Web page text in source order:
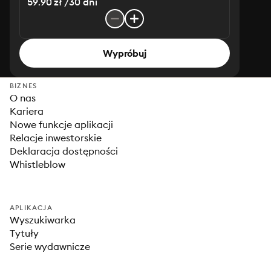
Wypróbuj
BIZNES
O nas
Kariera
Nowe funkcje aplikacji
Relacje inwestorskie
Deklaracja dostępności
Whistleblow
APLIKACJA
Wyszukiwarka
Tytuły
Serie wydawnicze